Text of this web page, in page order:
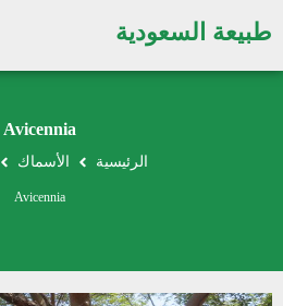
طبيعة السعودية
Avicennia
الرئيسية الأسماك
Avicennia